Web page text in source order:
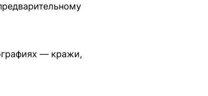
— кражи,